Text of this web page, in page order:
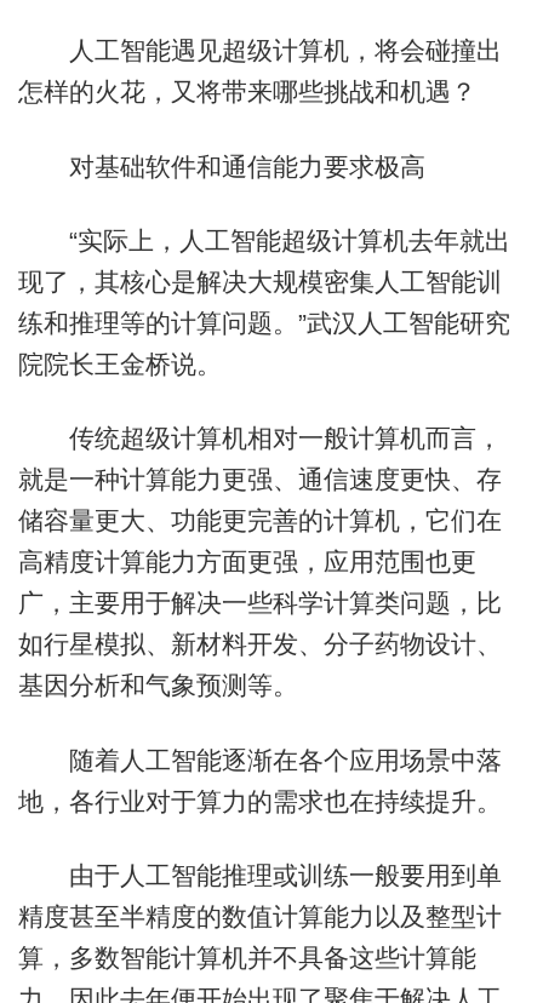
人工智能遇见超级计算机，将会碰撞出
怎样的火花，又将带来哪些挑战和机遇？
对基础软件和通信能力要求极高
“实际上，人工智能超级计算机去年就出
现了，其核心是解决大规模密集人工智能训
练和推理等的计算问题。”武汉人工智能研究
院院长王金桥说。
传统超级计算机相对一般计算机而言，
就是一种计算能力更强、通信速度更快、存
储容量更大、功能更完善的计算机，它们在
高精度计算能力方面更强，应用范围也更
广，主要用于解决一些科学计算类问题，比
如行星模拟、新材料开发、分子药物设计、
基因分析和气象预测等。
随着人工智能逐渐在各个应用场景中落
地，各行业对于算力的需求也在持续提升。
由于人工智能推理或训练一般要用到单
精度甚至半精度的数值计算能力以及整型计
算，多数智能计算机并不具备这些计算能